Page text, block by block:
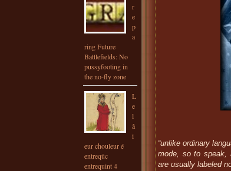
r
e
p
a
ring Future
Battlefields: No
pussyfooting in
the no-fly zone
L
e
l
â
i
eur chouleur é
entreqûc
entrequint 4
“unlike ordinary
mode, so to speak,
are usually labeled